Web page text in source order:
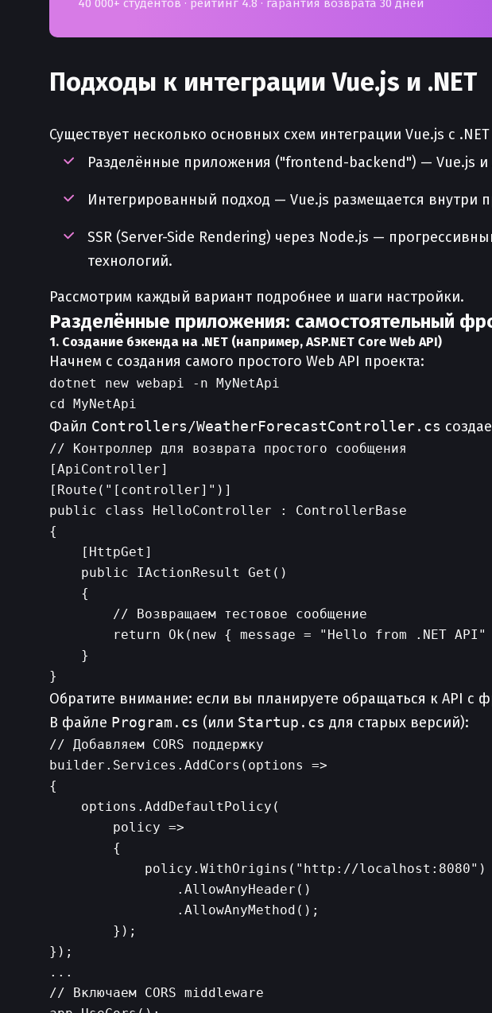
Подходы к интеграции Vue.js и .NET
Существует несколько основных схем интеграции Vue.js с .NET
Разделённые приложения ("frontend-backend") — Vue.js и
Интегрированный подход — Vue.js размещается внутри
SSR (Server-Side Rendering) через Node.js —
технологий.
Рассмотрим каждый вариант подробнее и шаги настройки.
Разделённые приложения: самостоятельный
1. Создание бэкенда на .NET (например, ASP.NET Core Web API)
Начнем с создания самого простого Web API проекта:
dotnet new webapi -n MyNetApi
Файл Controllers/WeatherForecastController.cs
// Контроллер для возврата простого сообщения
[ApiController]
[Route("[controller]")]
public class HelloController : ControllerBase
{
    [HttpGet]
    public IActionResult Get()
    {
        // Возвращаем тестовое сообщение
return Ok(new { message = "Hello from .NET API"
    }
Обратите внимание: если вы планируете обращаться к API с
В файле Program.cs (или Startup.cs для старых версий):
// Добавляем CORS поддержку
builder.Services.AddCors(options =>
{
    options.AddDefaultPolicy(
        policy =>
        {
policy.WithOrigins("http://
                .AllowAnyHeader()
                .AllowAnyMethod();
        });
});
...
// Включаем CORS middleware